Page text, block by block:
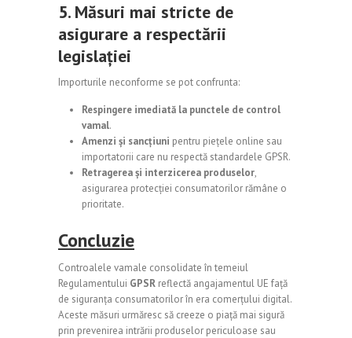
5. Măsuri mai stricte de
asigurare a respectării
legislației
Importurile neconforme se pot confrunta:
Respingere imediată la punctele de control
vamal.
Amenzi și sancțiuni pentru piețele online sau
importatorii care nu respectă standardele GPSR.
Retragerea și interzicerea produselor,
asigurarea protecției consumatorilor rămâne o
prioritate.
Concluzie
Controalele vamale consolidate în temeiul
Regulamentului GPSR reflectă angajamentul UE față
de siguranța consumatorilor în era comerțului digital.
Aceste măsuri urmăresc să creeze o piață mai sigură
prin prevenirea intrării produselor periculoase sau